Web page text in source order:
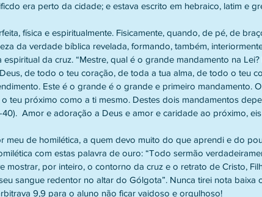
era perto da cidade; e estava escrito em hebraico, latim e
física e espiritualmente. Fisicamente, quando, de pé, de
da verdade bíblica revelada, formando, também,
da cruz. “Mestre, qual é o grande mandamento na
de todo o teu coração, de toda a tua alma, de todo o teu
Este é o grande é o grande e primeiro mandamento.
o teu próximo como a ti mesmo. Destes dois mandamentos
Amor e adoração a Deus e amor e caridade ao próximo,
meu de homilética, a quem devo muito do que aprendi e do
com estas palavra de ouro: “Todo sermão
mostrar, por inteiro, o contorno da cruz e o retrato de Cristo,
sangue redentor no altar do Gólgota”. Nunca tirei nota baixa
9,9 para o aluno não ficar vaidoso e orgulhoso!